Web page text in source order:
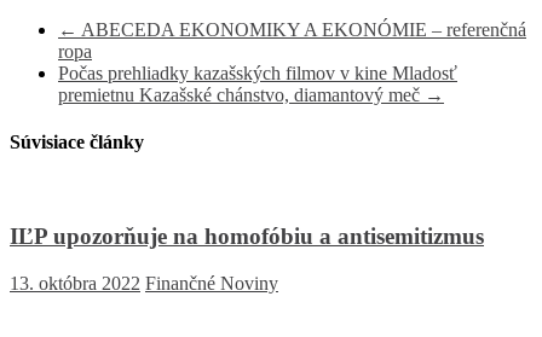
← ABECEDA EKONOMIKY A EKONÓMIE – referenčná
ropa
Počas prehliadky kazašských filmov v kine Mladosť
premietnu Kazašské chánstvo, diamantový meč →
Súvisiace články
IĽP upozorňuje na homofóbiu a antisemitizmus
13. októbra 2022 Finančné Noviny